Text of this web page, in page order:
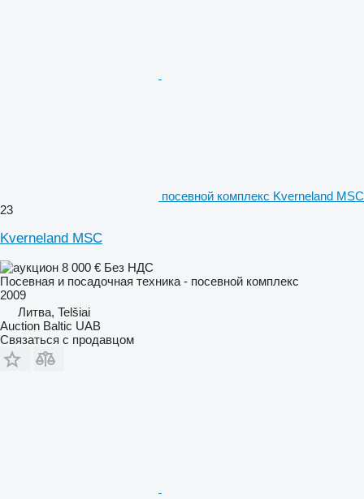
посевной комплекс Kverneland MSC
23
Kverneland MSC
8 000 € Без НДС
Посевная и посадочная техника - посевной комплекс
2009
Литва, Telšiai
Auction Baltic UAB
Связаться с продавцом